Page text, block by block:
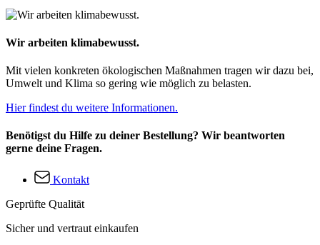
Wir arbeiten klimabewusst.
Mit vielen konkreten ökologischen Maßnahmen tragen wir dazu bei,
Umwelt und Klima so gering wie möglich zu belasten.
Hier findest du weitere Informationen.
Benötigst du Hilfe zu deiner Bestellung? Wir beantworten
gerne deine Fragen.
Kontakt
Geprüfte Qualität
Sicher und vertraut einkaufen